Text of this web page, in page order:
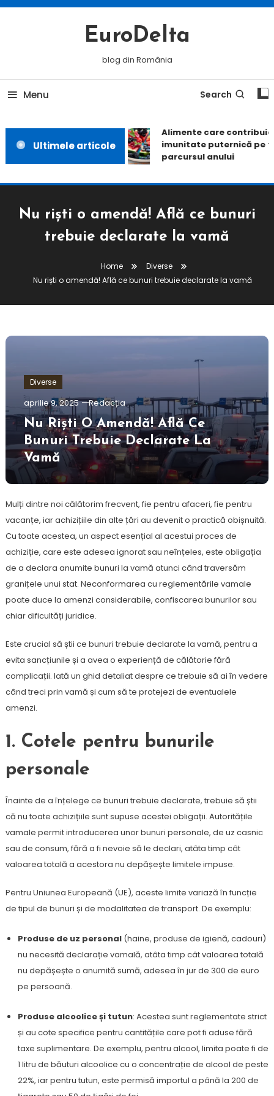
Skip
EuroDelta
blog din România
Menu Search
Ultimele articole
Alimente care contribuie
imunitate puternică pe
parcursul anului
Nu riști o amendă! Află ce bunuri
trebuie declarate la vamă
Home
Diverse
Nu riști o amendă! Află ce bunuri trebuie declarate la vamă
Diverse
aprilie 9, 2025 Redacția
Nu Riști O Amendă! Află Ce
Bunuri Trebuie Declarate La
Vamă
Mulți dintre noi călătorim frecvent, fie pentru afaceri, fie pentru
vacanțe, iar achizițiile din alte țări au devenit o practică obișnuită.
Cu toate acestea, un aspect esențial al acestui proces de
achiziție, care este adesea ignorat sau neînțeles, este obligația
de a declara anumite bunuri la vamă atunci când traversăm
granițele unui stat. Neconformarea cu reglementările vamale
poate duce la amenzi considerabile, confiscarea bunurilor sau
chiar dificultăți juridice.
Este crucial să știi ce bunuri trebuie declarate la vamă, pentru a
evita sancțiunile și a avea o experiență de călătorie fără
complicații. Iată un ghid detaliat despre ce trebuie să ai în vedere
când treci prin vamă și cum să te protejezi de eventualele
amenzi.
1. Cotele pentru bunurile
personale
Înainte de a înțelege ce bunuri trebuie declarate, trebuie să știi
că nu toate achizițiile sunt supuse acestei obligații. Autoritățile
vamale permit introducerea unor bunuri personale, de uz casnic
sau de consum, fără a fi nevoie să le declari, atâta timp cât
valoarea totală a acestora nu depășește limitele impuse.
Pentru Uniunea Europeană (UE), aceste limite variază în funcție
de tipul de bunuri și de modalitatea de transport. De exemplu:
Produse de uz personal(haine, produse de igienă, cadouri)
nu necesită declarație vamală, atâta timp cât valoarea totală
nu depășește o anumită sumă, adesea în jur de 300 de euro
pe persoană.
Produse alcoolice și tutun: Acestea sunt reglementate strict
și au cote specifice pentru cantitățile care pot fi aduse fără
taxe suplimentare. De exemplu, pentru alcool, limita poate fi de
1 litru de băuturi alcoolice cu o concentrație de alcool de peste
22%, iar pentru tutun, este permisă importul a până la 200 de